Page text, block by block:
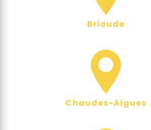
Brioude
Chaudes-Aigues